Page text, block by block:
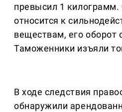
превысил 1 килограмм.
относится к
веществам, его оборот
Таможенники изъяли
В ходе следствия
обнаружили